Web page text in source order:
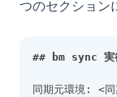
つのセクション
## bm sync 実
同期元環境: <同